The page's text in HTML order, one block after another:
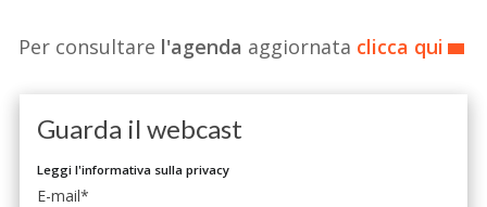
Per consultare l'agenda aggiornata clicca qui
Guarda il webcast
Leggi l'informativa sulla privacy
E-mail*